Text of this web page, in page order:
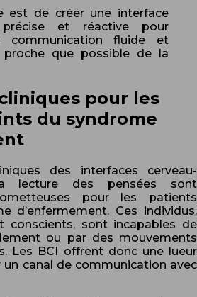
est de créer une interface
précise et réactive pour
communication fluide et
proche que possible de la
pour les
du syndrome
des interfaces cerveau-
lecture des pensées sont
pour les patients
d’enfermement. Ces individus,
conscients, sont incapables de
ou par des mouvements
Les BCI offrent donc une lueur
un canal de communication avec